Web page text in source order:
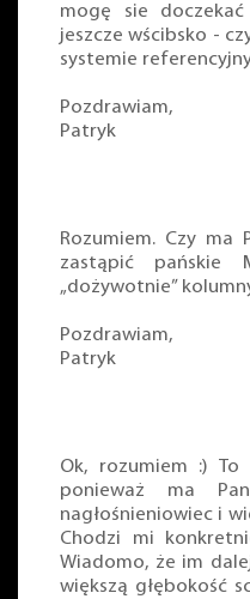
mogę sie
jeszcze wścibsko -
systemie
Pozdrawiam,
Patryk
Rozumiem. Czy
zastąpić pańskie
„dożywotnie”
Pozdrawiam,
Patryk
Ok, rozumiem :)
ponieważ ma
nagłośnieniowiec i
Chodzi mi
Wiadomo, że im
większą głębokość